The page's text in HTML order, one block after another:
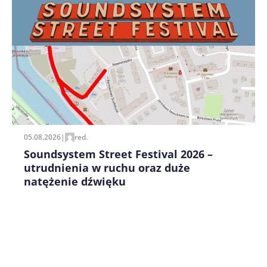
Zapamiętaj moje dane w tej przeglądarce podczas
pisania kolejnych komentarzy.
05.08.2026| red.
Soundsystem Street Festival 2026 –
utrudnienia w ruchu oraz duże
natężenie dźwięku